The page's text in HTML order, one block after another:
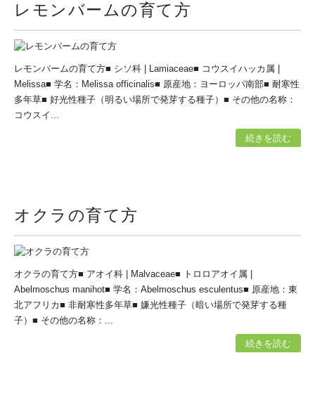
レモンバームの育て方
レモンバームの育て方■ シソ科 | Lamiaceae■ コウスイハッカ属 |
Melissa■ 学名：Melissa officinalis■ 原産地：ヨーロッパ南部■ 耐寒性
多年草■ 好光性種子（明るい場所で発芽する種子）■ その他の名称：
コウスイ...
続きを読む
オクラの育て方
オクラの育て方■ アオイ科 | Malvaceae■ トロロアオイ属 |
Abelmoschus manihot■ 学名：Abelmoschus esculentus■ 原産地：東
北アフリカ■ 非耐寒性多年草■ 嫌光性種子（暗い場所で発芽する種
子）■ その他の名称：...
続きを読む